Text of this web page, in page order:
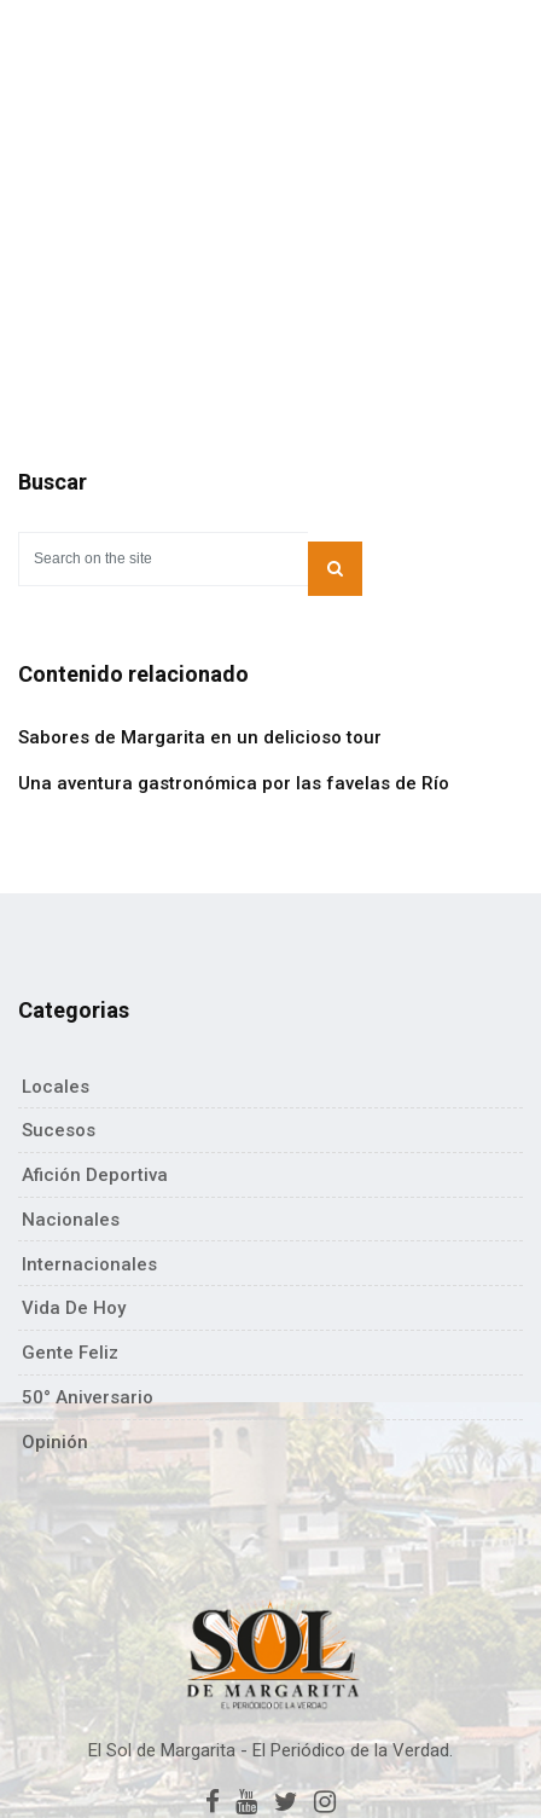
Buscar
Contenido relacionado
Sabores de Margarita en un delicioso tour
Una aventura gastronómica por las favelas de Río
Categorias
Locales
Sucesos
Afición Deportiva
Nacionales
Internacionales
Vida De Hoy
Gente Feliz
50° Aniversario
Opinión
El Sol de Margarita - El Periódico de la Verdad.